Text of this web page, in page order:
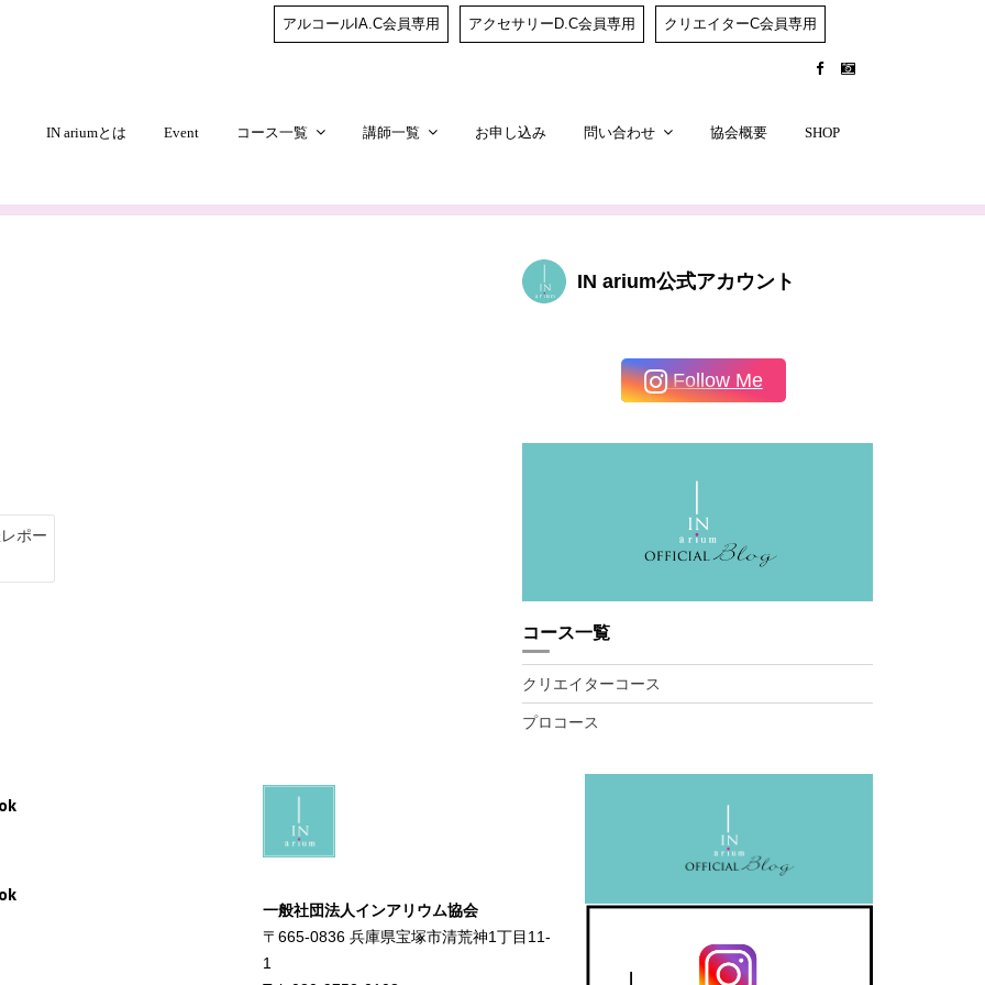
アルコールIA.C会員専用 アクセサリーD.C会員専用 クリエイターC会員専用
IN ariumとは Event コース一覧 講師一覧 お申し込み 問い合わせ 協会概要 SHOP
ポー
IN arium公式アカウント
Follow Me
コース一覧
クリエイターコース
プロコース
一般社団法人インアリウム協会
〒665-0836 兵庫県宝塚市清荒神1丁目11-
1